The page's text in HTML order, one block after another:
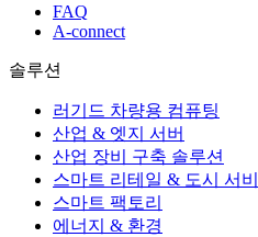
FAQ
A-connect
솔루션
러기드 차량용 컴퓨팅
산업 & 엣지 서버
산업 장비 구축 솔루션
스마트 리테일 & 도시 서
스마트 팩토리
에너지 & 환경